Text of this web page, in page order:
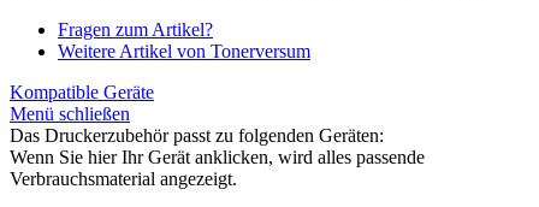
Fragen zum Artikel?
Weitere Artikel von Tonerversum
Kompatible Geräte
Menü schließen
Das Druckerzubehör passt zu folgenden Geräten:
Wenn Sie hier Ihr Gerät anklicken, wird alles passende
Verbrauchsmaterial angezeigt.